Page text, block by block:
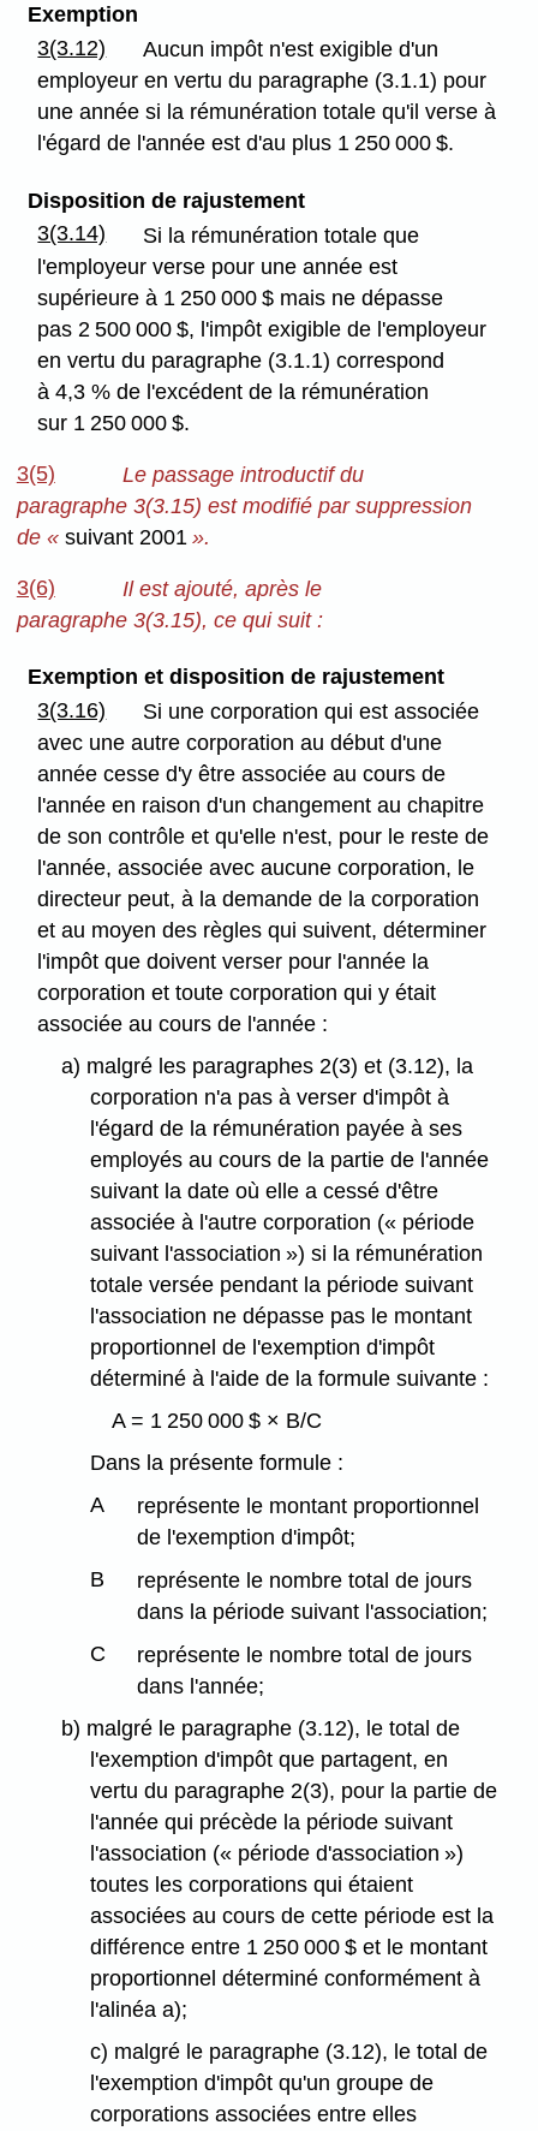
Exemption
3(3.12)
Aucun impôt n'est exigible d'un
employeur en vertu du paragraphe (3.1.1) pour
une année si la rémunération totale qu'il verse à
l'égard de l'année est d'au plus 1 250 000 $.
Disposition de rajustement
3(3.14)
Si la rémunération totale que
l'employeur verse pour une année est
supérieure à 1 250 000 $ mais ne dépasse
pas 2 500 000 $, l'impôt exigible de l'employeur
en vertu du paragraphe (3.1.1) correspond
à 4,3 % de l'excédent de la rémunération
sur 1 250 000 $.
3(5)
Le passage introductif du
paragraphe 3(3.15) est modifié par suppression
de « suivant 2001 ».
3(6)
Il est ajouté, après le
paragraphe 3(3.15), ce qui suit :
Exemption et disposition de rajustement
3(3.16)
Si une corporation qui est associée
avec une autre corporation au début d'une
année cesse d'y être associée au cours de
l'année en raison d'un changement au chapitre
de son contrôle et qu'elle n'est, pour le reste de
l'année, associée avec aucune corporation, le
directeur peut, à la demande de la corporation
et au moyen des règles qui suivent, déterminer
l'impôt que doivent verser pour l'année la
corporation et toute corporation qui y était
associée au cours de l'année :
a) malgré les paragraphes 2(3) et (3.12), la
corporation n'a pas à verser d'impôt à
l'égard de la rémunération payée à ses
employés au cours de la partie de l'année
suivant la date où elle a cessé d'être
associée à l'autre corporation (« période
suivant l'association ») si la rémunération
totale versée pendant la période suivant
l'association ne dépasse pas le montant
proportionnel de l'exemption d'impôt
déterminé à l'aide de la formule suivante :
A = 1 250 000 $ × B/C
Dans la présente formule :
A
représente le montant proportionnel
de l'exemption d'impôt;
B
représente le nombre total de jours
dans la période suivant l'association;
C
représente le nombre total de jours
dans l'année;
b) malgré le paragraphe (3.12), le total de
l'exemption d'impôt que partagent, en
vertu du paragraphe 2(3), pour la partie de
l'année qui précède la période suivant
l'association (« période d'association »)
toutes les corporations qui étaient
associées au cours de cette période est la
différence entre 1 250 000 $ et le montant
proportionnel déterminé conformément à
l'alinéa a);
c) malgré le paragraphe (3.12), le total de
l'exemption d'impôt qu'un groupe de
corporations associées entre elles